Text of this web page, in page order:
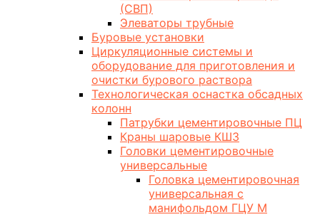
(СВП)
Элеваторы трубные
Буровые установки
Циркуляционные системы и
оборудование для приготовления и
очистки бурового раствора
Технологическая оснастка обсадных
колонн
Патрубки цементировочные ПЦ
Краны шаровые КШЗ
Головки цементировочные
универсальные
Головка цементировочная
универсальная с
манифольдом ГЦУ М